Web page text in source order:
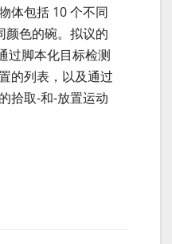
体包括 10 个不同
颜色的碗。拟议的
过脚本化目标检测
的列表，以及通过
拾取-和-放置运动